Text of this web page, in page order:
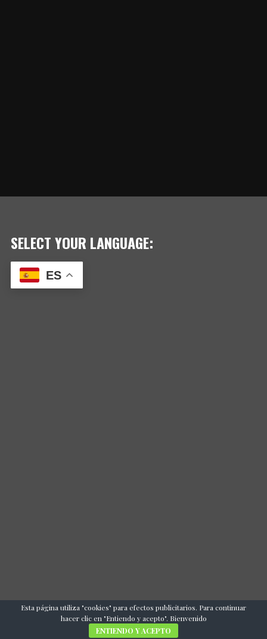
SELECT YOUR LANGUAGE:
ES
Esta página utiliza "cookies" para efectos publicitarios. Para continuar
hacer clic en "Entiendo y acepto". Bienvenido
ENTIENDO Y ACEPTO